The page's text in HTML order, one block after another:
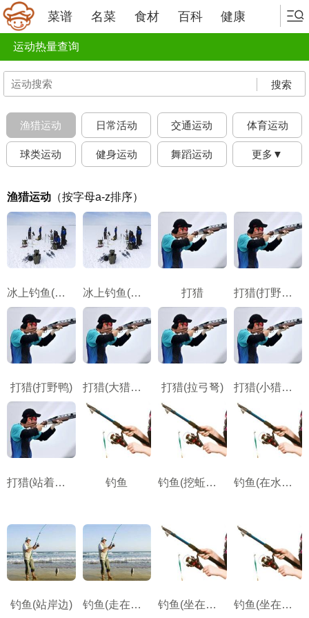
菜谱 名菜 食材 百科 健康
运动热量查询
搜索
渔猎运动 日常活动 交通运动 体育运动
球类运动 健身运动 舞蹈运动 更多▼
渔猎运动 （按字母a-z排序）
冰上钓鱼(坐着) 冰上钓鱼(移动，钻洞) 打猎 打猎(打野鸡或者雉鸡)
打猎(打野鸭) 打猎(大猎物，如鹿子) 打猎(拉弓弩) 打猎(小猎物，如兔子)
打猎(站着射击陷阱中的猎物) 钓鱼 钓鱼(挖蚯蚓诱饵) 钓鱼(在水里跋涉)
钓鱼(站岸边) 钓鱼(走在岸边) 钓鱼(坐在岸边) 钓鱼(坐在船上)